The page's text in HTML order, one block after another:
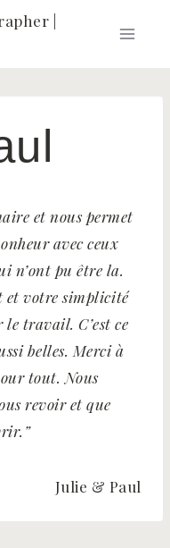
et nous permet
avec ceux
n’ont pu être la.
et votre simplicité
travail. C’est ce
belles. Merci à
tout. Nous
revoir et que
Julie & Paul